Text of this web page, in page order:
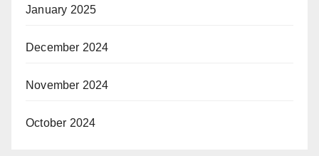
January 2025
December 2024
November 2024
October 2024